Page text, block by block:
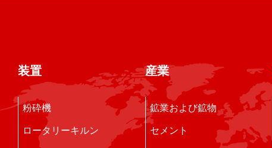
装置
粉砕機
ロータリーキルン
産業
鉱業および鉱物
セメント